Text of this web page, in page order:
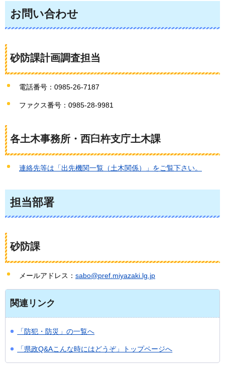
お問い合わせ
砂防課計画調査担当
電話番号：0985-26-7187
ファクス番号：0985-28-9981
各土木事務所・西臼杵支庁土木課
連絡先等は「出先機関一覧（土木関係）」をご覧下さい。
担当部署
砂防課
メールアドレス： sabo@pref.miyazaki.lg.jp
関連リンク
「防犯・防災」の一覧へ
「県政Q&Aこんな時にはどうぞ」トップページへ